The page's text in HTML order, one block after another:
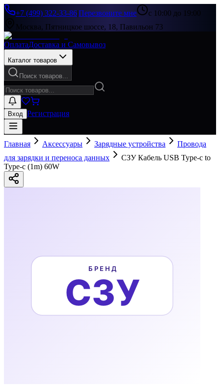
+7 (499) 322-33-86|Перезвоните мне
с 10:00 до 19:00
Москва, Пятницкое шоссе, 18, Павильон 73
ОплатаДоставка и Самовывоз
Каталог товаров
Поиск товаров...
Вход Регистрация
Главная Аксессуары Зарядные устройства
Провода
для зарядки и переноса данных
СЗУ Кабель USB Type-c to
Type-c (1m) 60W